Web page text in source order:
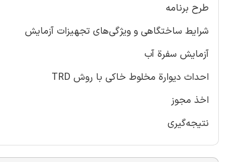
طرح برنامه
شرایط ساختگاهی و ویژگی‌های تجهیزات آزمایش
آزمایش سفرة آب
احداث دیوارة مخلوط خاکی با روش TRD
اخذ مجوز
نتیجه‌گیری